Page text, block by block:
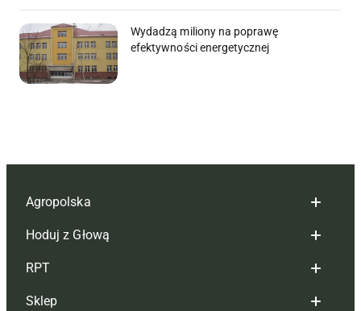
Wydadzą miliony na poprawę
efektywności energetycznej
Agropolska
Redakcja
Reklama
Tagi
Hoduj z Głową
Hoduj z głową bydło
Hoduj z głową świnie
RPT
Redakcja
Sklep